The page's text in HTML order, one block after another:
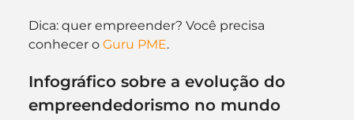
Dica: quer empreender? Você precisa
conhecer o Guru PME.
Infográfico sobre a evolução do
empreendedorismo no mundo